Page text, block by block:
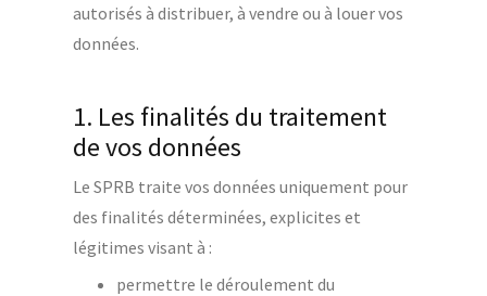
autorisés à distribuer, à vendre ou à louer vos
données.
1. Les finalités du traitement
de vos données
Le SPRB traite vos données uniquement pour
des finalités déterminées, explicites et
légitimes visant à :
permettre le déroulement du